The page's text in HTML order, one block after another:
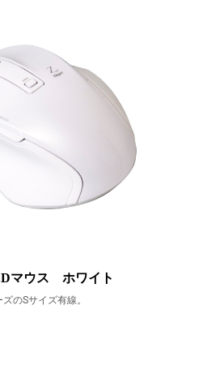
マウス ホワイト
のSサイズ有線。